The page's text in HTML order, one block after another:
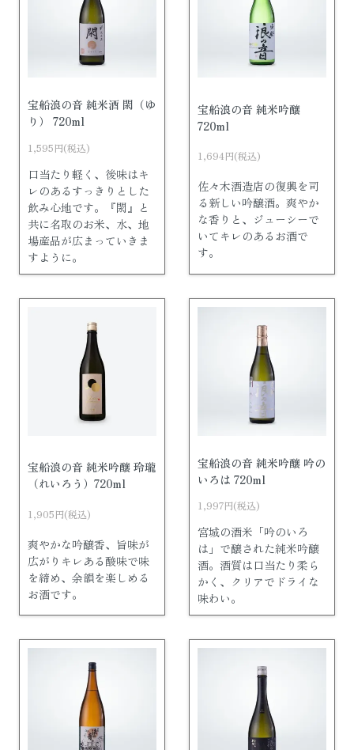
宝船浪の音 純米酒 閖（ゆ
り） 720ml
1,595円(税込)
口当たり軽く、後味はキ
レのあるすっきりとした
飲み心地です。『閖』と
共に名取のお米、水、地
場産品が広まっていきま
すように。
宝船浪の音 純米吟醸
720ml
1,694円(税込)
佐々木酒造店の復興を司
る新しい吟醸酒。爽やか
な香りと、ジューシーで
いてキレのあるお酒で
す。
宝船浪の音 純米吟醸 玲瓏
（れいろう）720ml
1,905円(税込)
爽やかな吟醸香、旨味が
広がりキレある酸味で味
を締め、余韻を楽しめる
お酒です。
宝船浪の音 純米吟醸 吟の
いろは 720ml
1,997円(税込)
宮城の酒米「吟のいろ
は」で醸された純米吟醸
酒。酒質は口当たり柔ら
かく、クリアでドライな
味わい。